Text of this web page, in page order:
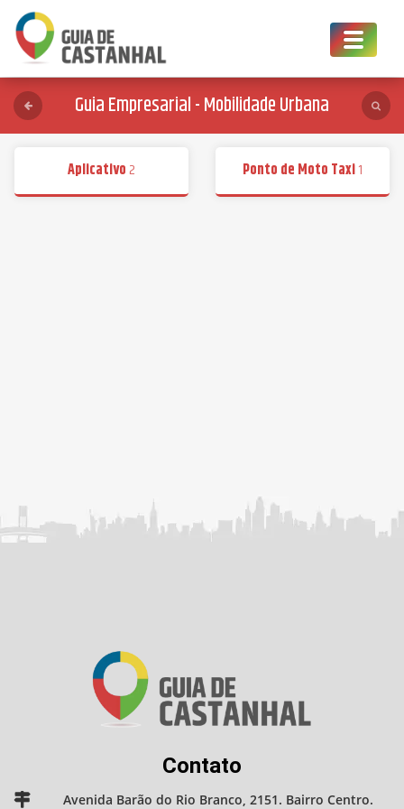
Toggle
Guia Empresarial - Mobilidade Urbana
Aplicativo2 Ponto de Moto Taxi1
Contato
Avenida Barão do Rio Branco, 2151. Bairro Centro.